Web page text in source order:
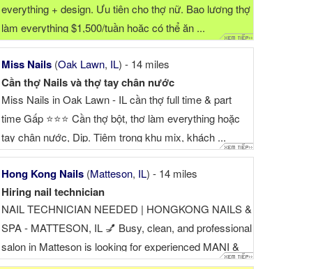
everything + design. Ưu tiên cho thợ nữ. Bao lương thợ
làm everything $1,500/tuần hoặc có thể ăn ...
Miss Nails (Oak Lawn, IL) - 14 miles
Cần thợ Nails và thợ tay chân nước
Miss Nails in Oak Lawn - IL cần thợ full time & part
time Gấp ⭐️⭐️⭐️ Cần thợ bột, thơ làm everything hoặc
tay chân nước, Dip. Tiệm trong khu mix, khách ...
Hong Kong Nails (Matteson, IL) - 14 miles
Hiring nail technician
NAIL TECHNICIAN NEEDED | HONGKONG NAILS &
SPA - MATTESON, IL 💅 Busy, clean, and professional
salon in Matteson is looking for experienced MANI &
PEDI TECHS Add 4712 211th st Matteson il 60443